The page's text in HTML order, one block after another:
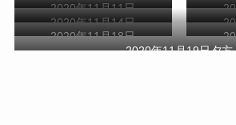
2020年11月11日
2020年11月14日
2020年11月18日
2020年11月19日夕方